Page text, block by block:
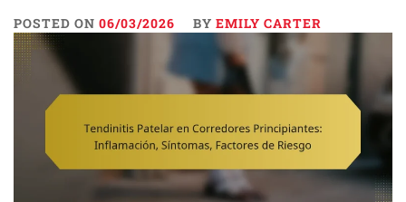
POSTED ON 06/03/2026 BY EMILY CARTER